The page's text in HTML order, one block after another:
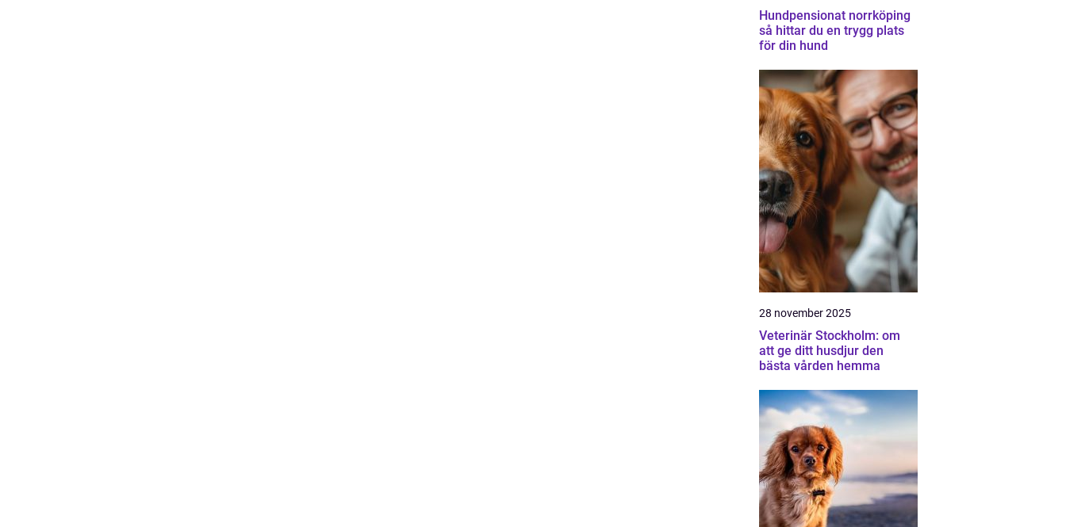
Hundpensionat norrköping
så hittar du en trygg plats
för din hund
28 november 2025
Veterinär Stockholm: om
att ge ditt husdjur den
bästa vården hemma